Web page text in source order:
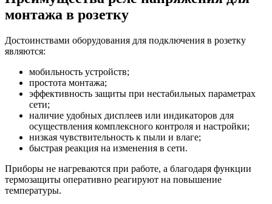
монтажа в розетку
Достоинствами оборудования для подключения в розетку
являются:
мобильность устройств;
простота монтажа;
эффективность защиты при нестабильных параметрах
сети;
наличие удобных дисплеев или индикаторов для
осуществления комплексного контроля и настройки;
низкая чувствительность к пыли и влаге;
быстрая реакция на изменения в сети.
Приборы не нагреваются при работе, а благодаря функции
термозащиты оперативно реагируют на повышение
температуры.